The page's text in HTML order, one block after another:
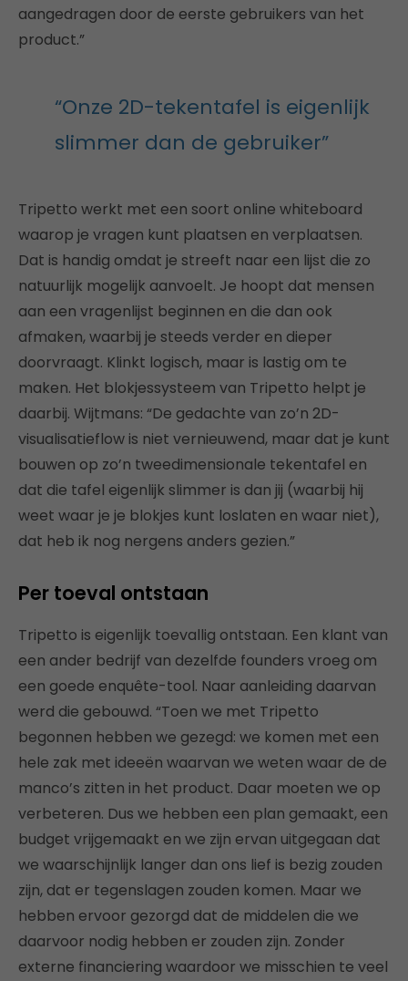
aangedragen door de eerste gebruikers van het
product.”
“Onze 2D-tekentafel is eigenlijk
slimmer dan de gebruiker”
Tripetto werkt met een soort online whiteboard
waarop je vragen kunt plaatsen en verplaatsen.
Dat is handig omdat je streeft naar een lijst die zo
natuurlijk mogelijk aanvoelt. Je hoopt dat mensen
aan een vragenlijst beginnen en die dan ook
afmaken, waarbij je steeds verder en dieper
doorvraagt. Klinkt logisch, maar is lastig om te
maken. Het blokjessysteem van Tripetto helpt je
daarbij. Wijtmans: “De gedachte van zo’n 2D-
visualisatieflow is niet vernieuwend, maar dat je kunt
bouwen op zo’n tweedimensionale tekentafel en
dat die tafel eigenlijk slimmer is dan jij (waarbij hij
weet waar je je blokjes kunt loslaten en waar niet),
dat heb ik nog nergens anders gezien.”
Per toeval ontstaan
Tripetto is eigenlijk toevallig ontstaan. Een klant van
een ander bedrijf van dezelfde founders vroeg om
een goede enquête-tool. Naar aanleiding daarvan
werd die gebouwd. “Toen we met Tripetto
begonnen hebben we gezegd: we komen met een
hele zak met ideeën waarvan we weten waar de de
manco’s zitten in het product. Daar moeten we op
verbeteren. Dus we hebben een plan gemaakt, een
budget vrijgemaakt en we zijn ervan uitgegaan dat
we waarschijnlijk langer dan ons lief is bezig zouden
zijn, dat er tegenslagen zouden komen. Maar we
hebben ervoor gezorgd dat de middelen die we
daarvoor nodig hebben er zouden zijn. Zonder
externe financiering waardoor we misschien te veel